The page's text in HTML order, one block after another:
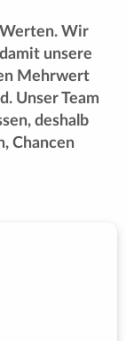
Wir
unsere
Mehrwert
Unser Team
deshalb
Chancen